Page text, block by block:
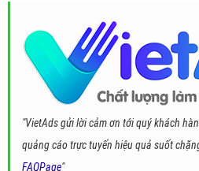
"VietAds gửi lời cảm ơn tới quý khách
quảng cáo trực tuyến hiệu quả suốt
FAQPage"